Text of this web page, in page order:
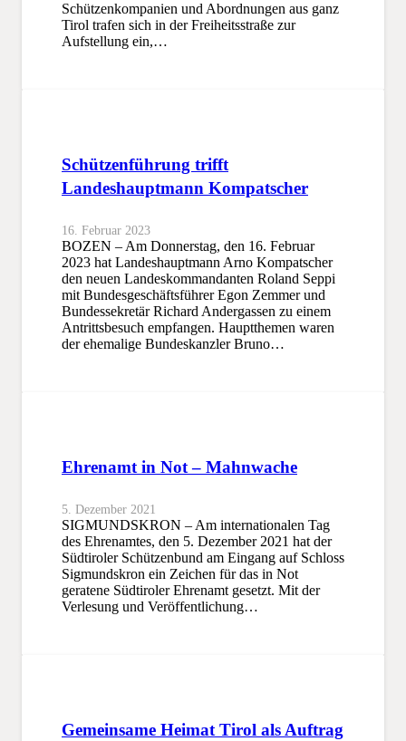
Schützenkompanien und Abordnungen aus ganz
Tirol trafen sich in der Freiheitsstraße zur
Aufstellung ein,…
Schützenführung trifft
Landeshauptmann Kompatscher
16. Februar 2023
BOZEN – Am Donnerstag, den 16. Februar
2023 hat Landeshauptmann Arno Kompatscher
den neuen Landeskommandanten Roland Seppi
mit Bundesgeschäftsführer Egon Zemmer und
Bundessekretär Richard Andergassen zu einem
Antrittsbesuch empfangen. Hauptthemen waren
der ehemalige Bundeskanzler Bruno…
Ehrenamt in Not – Mahnwache
5. Dezember 2021
SIGMUNDSKRON – Am internationalen Tag
des Ehrenamtes, den 5. Dezember 2021 hat der
Südtiroler Schützenbund am Eingang auf Schloss
Sigmundskron ein Zeichen für das in Not
geratene Südtiroler Ehrenamt gesetzt. Mit der
Verlesung und Veröffentlichung…
Gemeinsame Heimat Tirol als Auftrag